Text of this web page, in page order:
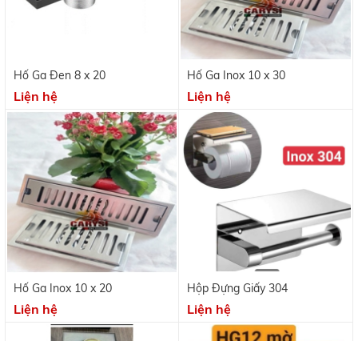
Hố Ga Đen 8 x 20
Liện hệ
Hố Ga Inox 10 x 30
Liện hệ
Hố Ga Inox 10 x 20
Liện hệ
Hộp Đựng Giấy 304
Liện hệ